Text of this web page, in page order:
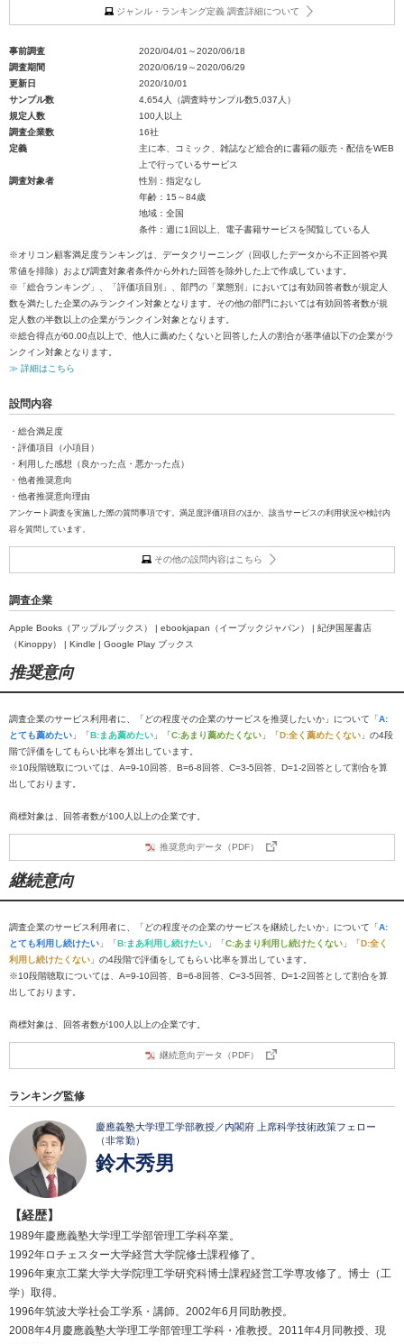
ジャンル・ランキング定義 調査詳細について
事前調査
2020/04/01～2020/06/18
調査期間
2020/06/19～2020/06/29
更新日
2020/10/01
サンプル数
4,654人（調査時サンプル数5,037人）
規定人数
100人以上
調査企業数
16社
定義
主に本、コミック、雑誌など総合的に書籍の販売・配信をWEB
上で行っているサービス
調査対象者
性別：指定なし
年齢：15～84歳
地域：全国
条件：週に1回以上、電子書籍サービスを閲覧している人
※オリコン顧客満足度ランキングは、データクリーニング（回収したデータから不正回答や異
常値を排除）および調査対象者条件から外れた回答を除外した上で作成しています。
※「総合ランキング」、「評価項目別」、部門の「業態別」においては有効回答者数が規定人
数を満たした企業のみランクイン対象となります。その他の部門においては有効回答者数が規
定人数の半数以上の企業がランクイン対象となります。
※総合得点が60.00点以上で、他人に薦めたくないと回答した人の割合が基準値以下の企業がラ
ンクイン対象となります。
≫ 詳細はこちら
設問内容
・総合満足度
・評価項目（小項目）
・利用した感想（良かった点・悪かった点）
・他者推奨意向
・他者推奨意向理由
アンケート調査を実施した際の質問事項です。満足度評価項目のほか、該当サービスの利用状況や検討内
容を質問しています。
その他の設問内容はこちら
調査企業
Apple Books（アップルブックス） | ebookjapan（イーブックジャパン） | 紀伊国屋書店
（Kinoppy） | Kindle | Google Play ブックス
推奨意向
調査企業のサービス利用者に、「どの程度その企業のサービスを推奨したいか」について「A:
とても薦めたい 」「B:まあ薦めたい 」「C:あまり薦めたくない 」「D:全く薦めたくない 」の4段
階で評価をしてもらい比率を算出しています。
※10段階聴取については、A=9-10回答、B=6-8回答、C=3-5回答、D=1-2回答として割合を算
出しております。
商標対象は、回答者数が100人以上の企業です。
推奨意向データ（PDF）
継続意向
調査企業のサービス利用者に、「どの程度その企業のサービスを継続したいか」について「A:
とても利用し続けたい 」「B:まあ利用し続けたい 」「C:あまり利用し続けたくない 」「D:全く
利用し続けたくない 」の4段階で評価をしてもらい比率を算出しています。
※10段階聴取については、A=9-10回答、B=6-8回答、C=3-5回答、D=1-2回答として割合を算
出しております。
商標対象は、回答者数が100人以上の企業です。
継続意向データ（PDF）
ランキング監修
慶應義塾大学理工学部教授／内閣府 上席科学技術政策フェロー
（非常勤）
鈴木秀男
【経歴】
1989年慶應義塾大学理工学部管理工学科卒業。
1992年ロチェスター大学経営大学院修士課程修了。
1996年東京工業大学大学院理工学研究科博士課程経営工学専攻修了。博士（工
学）取得。
1996年筑波大学社会工学系・講師。2002年6月同助教授。
2008年4月慶應義塾大学理工学部管理工学科・准教授。2011年4月同教授、現